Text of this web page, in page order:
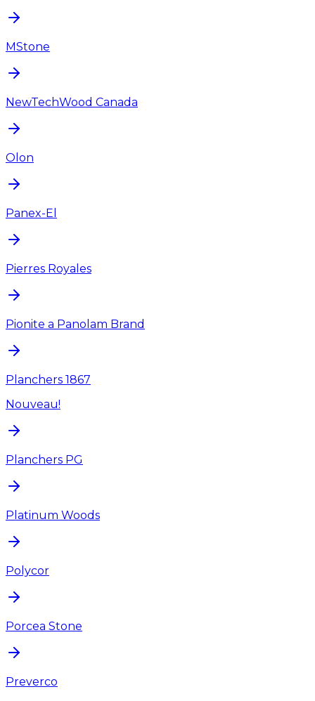
MStone
NewTechWood Canada
Olon
Panex-El
Pierres Royales
Pionite a Panolam Brand
Planchers 1867
Nouveau!
Planchers PG
Platinum Woods
Polycor
Porcea Stone
Preverco